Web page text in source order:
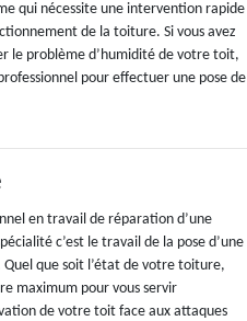
qui nécessite une intervention rapide
de la toiture. Si vous avez
le problème d’humidité de votre toit,
pour effectuer une pose de
en travail de réparation d’une
c’est le travail de la pose d’une
que soit l’état de votre toiture,
maximum pour vous servir
de votre toit face aux attaques